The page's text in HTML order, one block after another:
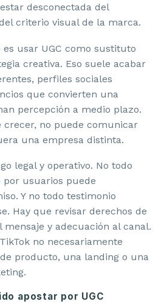
desconectada del
criterio visual de la marca.
usar UGC como sustituto
creativa. Eso suele acabar
perfiles sociales
que convierten una
percepción a medio plazo.
no puede comunicar
una empresa distinta.
legal y operativo. No todo
usuarios puede
Y no todo testimonio
Hay que revisar derechos de
mensaje y adecuación al canal.
no necesariamente
producto, una landing o una
apostar por UGC